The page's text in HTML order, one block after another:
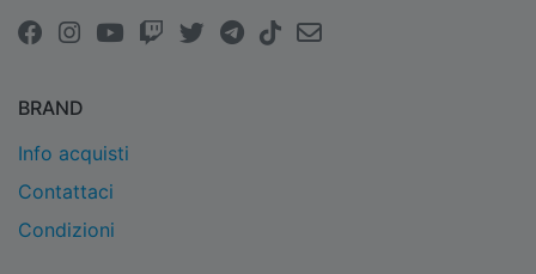
BRAND
Info acquisti
Contattaci
Condizioni